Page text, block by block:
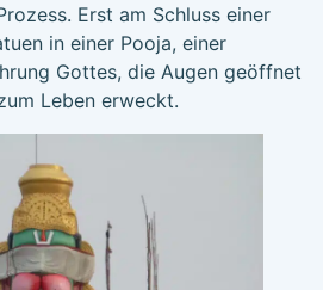
Erst am Schluss einer
in einer Pooja, einer
Gottes, die Augen geöffnet
Leben erweckt.